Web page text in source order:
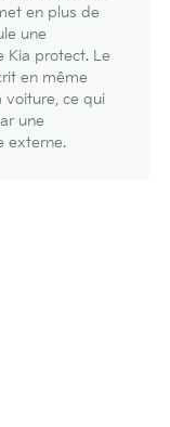
en plus de
une
Kia protect. Le
en même
voiture, ce qui
une
externe.